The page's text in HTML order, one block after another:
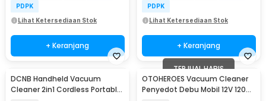
PDPK
Lihat Ketersediaan Stok
+ Keranjang
PDPK
Lihat Ketersediaan Stok
+ Keranjang
DCNB Handheld Vacuum
Cleaner 2in1 Cordless Portable
TERJUAL HABIS
OTOHEROES Vacuum Cleaner
Penyedot Debu Mobil 12V 120W